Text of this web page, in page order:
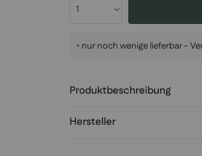
• nur noch wenige lieferbar -
Produktbeschreibung
Hersteller